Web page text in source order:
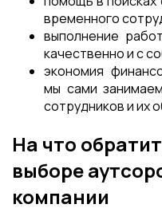
временного
выполнение
качественно и с
экономия
мы сами
сотрудников и их
На что
выборе
компании